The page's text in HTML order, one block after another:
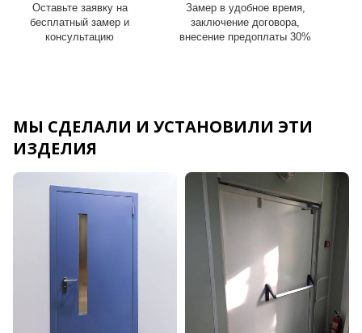
Оставьте заявку на
бесплатный замер и
консультацию
Замер в удобное время,
заключение договора,
внесение предоплаты 30%
МЫ СДЕЛАЛИ И УСТАНОВИЛИ ЭТИ
ИЗДЕЛИЯ